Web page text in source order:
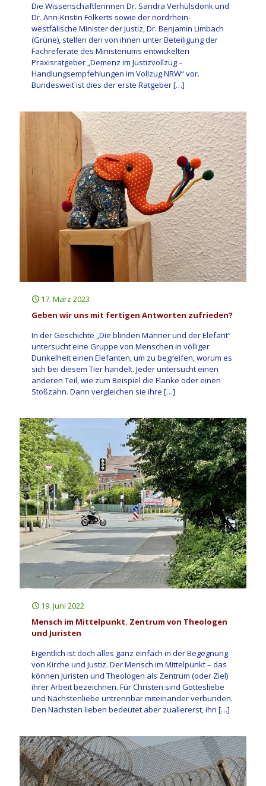
Die Wissenschaftlerinnen Dr. Sandra Verhülsdonk und
Dr. Ann-Kristin Folkerts sowie der nordrhein-
westfälische Minister der Justiz, Dr. Benjamin Limbach
(Grüne), stellen den von ihnen unter Beteiligung der
Fachreferate des Ministeriums entwickelten
Praxisratgeber „Demenz im Justizvollzug –
Handlungsempfehlungen im Vollzug NRW“ vor.
Bundesweit ist dies der erste Ratgeber[…]
17. März 2023
Geben wir uns mit fertigen Antworten zufrieden?
In der Geschichte „Die blinden Männer und der Elefant“
untersucht eine Gruppe von Menschen in völliger
Dunkelheit einen Elefanten, um zu begreifen, worum es
sich bei diesem Tier handelt. Jeder untersucht einen
anderen Teil, wie zum Beispiel die Flanke oder einen
Stoßzahn. Dann vergleichen sie ihre […]
19. Juni 2022
Mensch im Mittelpunkt. Zentrum von Theologen
und Juristen
Eigentlich ist doch alles ganz einfach in der Begegnung
von Kirche und Justiz. Der Mensch im Mittelpunkt – das
können Juristen und Theologen als Zentrum (oder Ziel)
ihrer Arbeit bezeichnen. Für Christen sind Gottesliebe
und Nächstenliebe untrennbar miteinander verbunden.
Den Nächsten lieben bedeutet aber zuallererst, ihn […]